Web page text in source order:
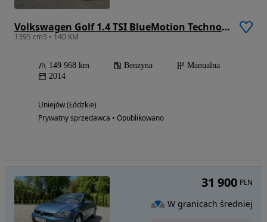
Volkswagen Golf 1.4 TSI BlueMotion Technology Comfortline
1395 cm3 • 140 KM
149 968 km Benzyna
Manualna
2014
Uniejów (Łódzkie)
Prywatny sprzedawca • Opublikowano
31 900 PLN
W granicach średniej